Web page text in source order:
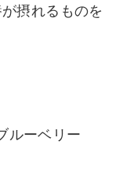
摂れるものを
ルーベリー